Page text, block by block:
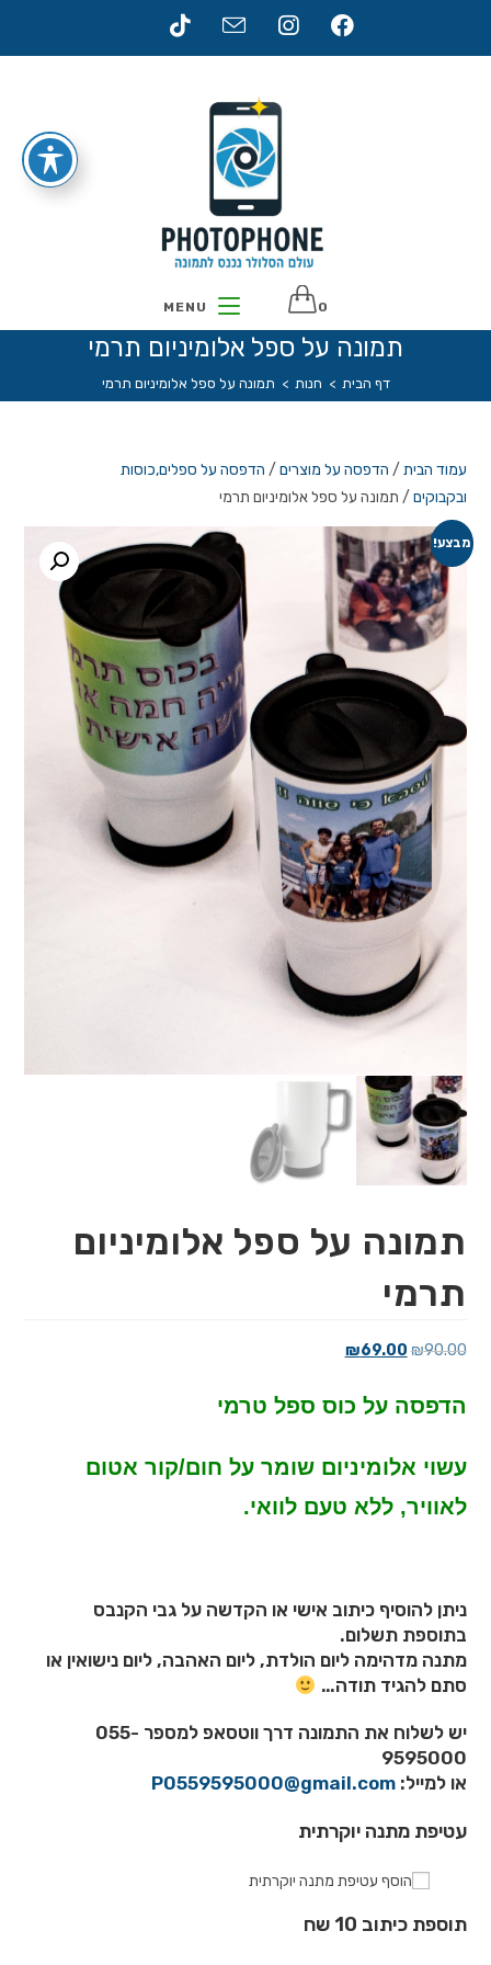
0
MENU
תמונה על ספל אלומיניום תרמי
דף הבית > חנות > תמונה על ספל אלומיניום תרמי
עמוד הבית / הדפסה על מוצרים / הדפסה על ספלים,כוסות
ובקבוקים / תמונה על ספל אלומיניום תרמי
מבצע!
תמונה על ספל אלומיניום
תרמי
₪90.00
המחיר
היה:
₪69.00
המחיר
הוא:
הדפסה על כוס ספל טרמי
עשוי אלומיניום שומר על חום/קור אטום
לאוויר, ללא טעם לוואי.
ניתן להוסיף כיתוב אישי או הקדשה על גבי הקנבס
בתוספת תשלום.
מתנה מדהימה ליום הולדת, ליום האהבה, ליום נישואין או
סתם להגיד תודה…
יש לשלוח את התמונה דרך ווטסאפ למספר 055-
9595000
או למייל:P0559595000@gmail.com
עטיפת מתנה יוקרתית
הוסף עטיפת מתנה יוקרתית
תוספת כיתוב 10 שח